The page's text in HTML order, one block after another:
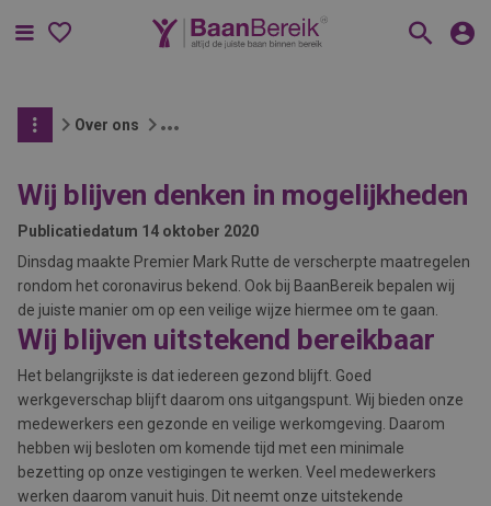
Menu
Over ons
Wij blijven denken in mogelijkheden
Publicatiedatum 14 oktober 2020
Dinsdag maakte Premier Mark Rutte de verscherpte maatregelen
rondom het coronavirus bekend. Ook bij BaanBereik bepalen wij
de juiste manier om op een veilige wijze hiermee om te gaan.
Wij blijven uitstekend bereikbaar
Het belangrijkste is dat iedereen gezond blijft. Goed
werkgeverschap blijft daarom ons uitgangspunt. Wij bieden onze
medewerkers een gezonde en veilige werkomgeving. Daarom
hebben wij besloten om komende tijd met een minimale
bezetting op onze vestigingen te werken. Veel medewerkers
werken daarom vanuit huis. Dit neemt onze uitstekende